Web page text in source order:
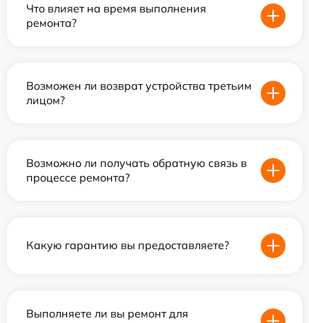
Что влияет на время выполнения
ремонта?
Возможен ли возврат устройства третьим
лицом?
Возможно ли получать обратную связь в
процессе ремонта?
Какую гарантию вы предоставляете?
Выполняете ли вы ремонт для